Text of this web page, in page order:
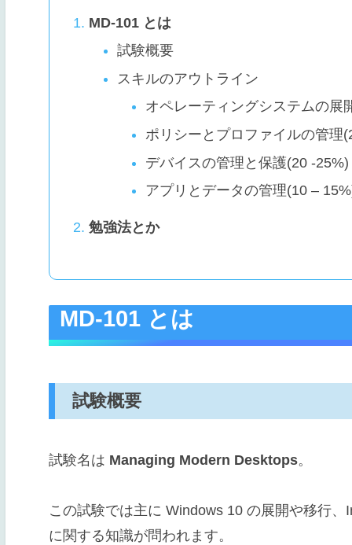
MD-101 とは
試験概要
スキルのアウトライン
オペレーティングシステムの展
ポリシーとプロファイルの管理
デバイスの管理と保護(20 -25%)
アプリとデータの管理(10 –
勉強法とか
MD-101 とは
試験概要
試験名は Managing Modern Desktops。
この試験では主に Windows 10 の展開や移行
に関する知識が問われます。